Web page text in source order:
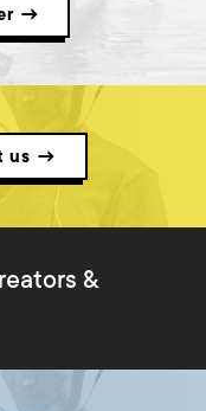
→
us →
&